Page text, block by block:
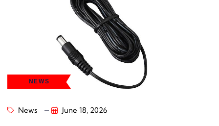
NEWS
News June 18, 2026